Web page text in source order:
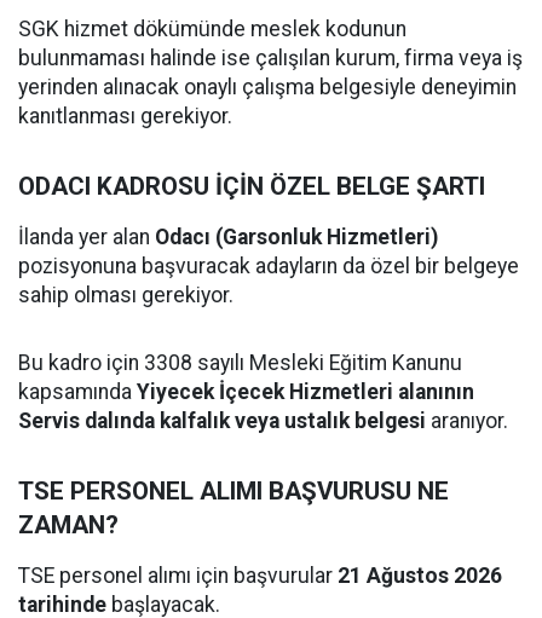
SGK hizmet dökümünde meslek kodunun
bulunmaması halinde ise çalışılan kurum, firma veya iş
yerinden alınacak onaylı çalışma belgesiyle deneyimin
kanıtlanması gerekiyor.
ODACI KADROSU İÇİN ÖZEL BELGE ŞARTI
İlanda yer alan Odacı (Garsonluk Hizmetleri)
pozisyonuna başvuracak adayların da özel bir belgeye
sahip olması gerekiyor.
Bu kadro için 3308 sayılı Mesleki Eğitim Kanunu
kapsamında Yiyecek İçecek Hizmetleri alanının
Servis dalında kalfalık veya ustalık belgesi aranıyor.
TSE PERSONEL ALIMI BAŞVURUSU NE
ZAMAN?
TSE personel alımı için başvurular 21 Ağustos 2026
tarihinde başlayacak.